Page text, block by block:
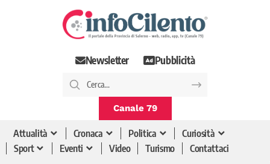
Newsletter Pubblicità
Canale 79
Attualità Cronaca Politica
Curiosità
Sport
Eventi Video Turismo Contattaci